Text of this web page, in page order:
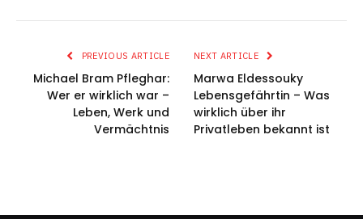
PREVIOUS ARTICLE
Michael Bram Pfleghar:
Wer er wirklich war –
Leben, Werk und
Vermächtnis
NEXT ARTICLE
Marwa Eldessouky
Lebensgefährtin – Was
wirklich über ihr
Privatleben bekannt ist